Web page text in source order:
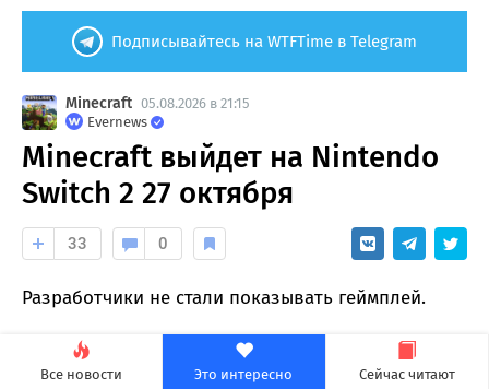
Все новости Это интересно Сейчас читают
Подписывайтесь на WTFTime в Telegram
Minecraft 05.08.2026 в 21:15
Evernews
Minecraft выйдет на Nintendo
Switch 2 27 октября
33 0
Разработчики не стали показывать геймплей.